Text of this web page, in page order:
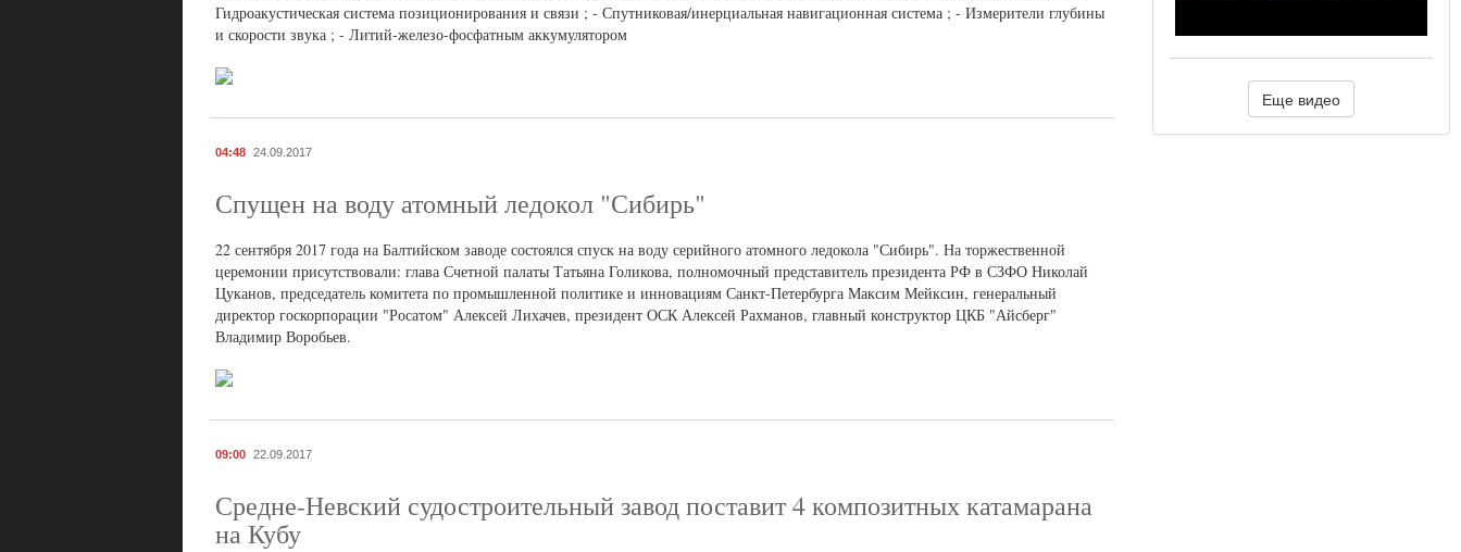
Гидроакустическая система позиционирования и связи ; - Спутниковая/инерциальная навигационная система ; - Измерители глубины
и скорости звука ; - Литий-железо-фосфатным аккумулятором
04:48 24.09.2017
Спущен на воду атомный ледокол "Сибирь"
22 сентября 2017 года на Балтийском заводе состоялся спуск на воду серийного атомного ледокола "Сибирь". На торжественной
церемонии присутствовали: глава Счетной палаты Татьяна Голикова, полномочный представитель президента РФ в СЗФО Николай
Цуканов, председатель комитета по промышленной политике и инновациям Санкт-Петербурга Максим Мейксин, генеральный
директор госкорпорации "Росатом" Алексей Лихачев, президент ОСК Алексей Рахманов, главный конструктор ЦКБ "Айсберг"
Владимир Воробьев.
09:00 22.09.2017
Средне-Невский судостроительный завод поставит 4 композитных катамарана
на Кубу
Еще видео